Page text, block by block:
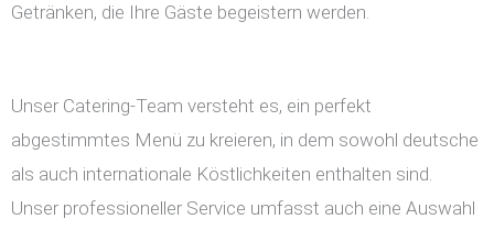
Getränken, die Ihre Gäste begeistern werden.
Unser Catering-Team versteht es, ein perfekt
abgestimmtes Menü zu kreieren, in dem sowohl deutsche
als auch internationale Köstlichkeiten enthalten sind.
Unser professioneller Service umfasst auch eine Auswahl